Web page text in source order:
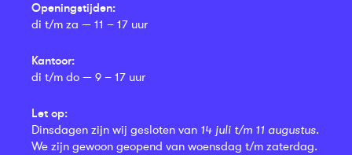
Openingstijden:
di t/m za — 11 – 17 uur
Kantoor:
di t/m do — 9 – 17 uur
Let op:
Dinsdagen zijn wij gesloten van 14 juli t/m 11 augustus.
We zijn gewoon geopend van woensdag t/m zaterdag.